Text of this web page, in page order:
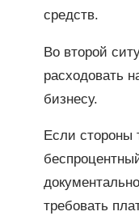
средств.
Во второй
расходовать
бизнесу.
Если стороны
требовать